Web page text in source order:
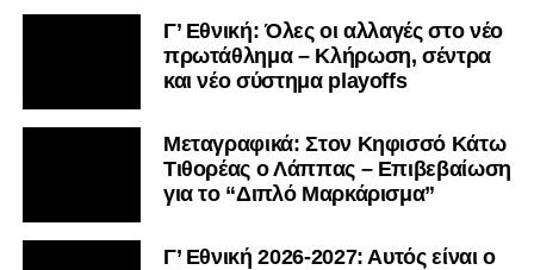
Γ’ Εθνική: Όλες οι αλλαγές στο νέο
πρωτάθλημα – Κλήρωση, σέντρα
και νέο σύστημα playoffs
Μεταγραφικά: Στον Κηφισσό Κάτω
Τιθορέας ο Λάππας – Επιβεβαίωση
για το “Διπλό Μαρκάρισμα”
Γ’ Εθνική 2026-2027: Αυτός είναι ο